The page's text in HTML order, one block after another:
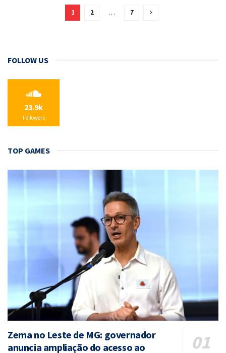
1 2 … 7
FOLLOW US
23.9k
Followers
TOP GAMES
Zema no Leste de MG: governador
anuncia ampliação do acesso ao